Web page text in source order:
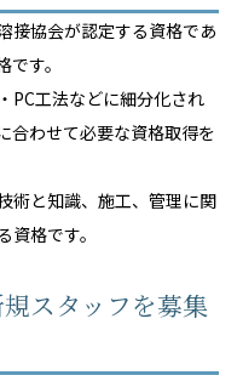
接協会が認定する資格であ
す。
PC工法などに細分化され
合わせて必要な資格取得を
術と知識、施工、管理に関
格です。
規スタッフを募集